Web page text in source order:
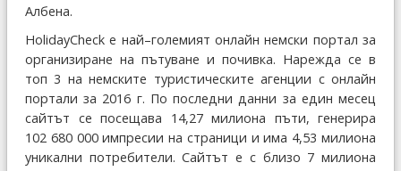
Албена.
HolidayCheck е най–големият онлайн немски портал за
организиране на пътуване и почивка. Нарежда се в
топ 3 на немските туристическите агенции с онлайн
портали за 2016 г. По последни данни за един месец
сайтът се посещава 14,27 милиона пъти, генерира
102 680 000 импресии на страници и има 4,53 милиона
уникални потребители. Сайтът е с близо 7 милиона